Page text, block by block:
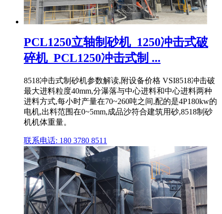
PCL1250立轴制砂机_1250冲击式破
碎机_PCL1250冲击式制 ...
8518冲击式制砂机参数解读,附设备价格 VSI8518冲击破
最大进料粒度40mm,分瀑落与中心进料和中心进料两种
进料方式,每小时产量在70~260吨之间,配的是4P180kw的
电机,出料范围在0~5mm,成品沙符合建筑用砂,8518制砂
机机体重量。
联系电话: 180 3780 8511